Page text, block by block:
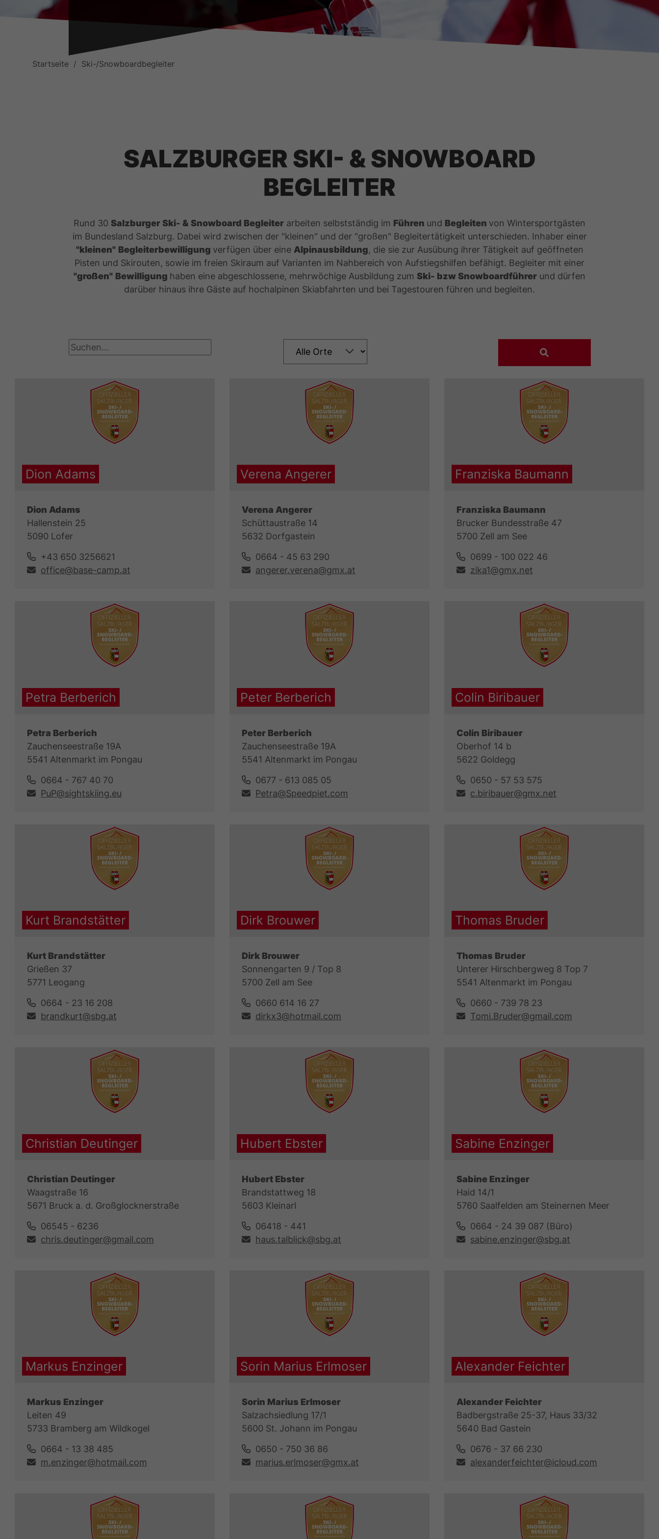
Startseite Ski-/Snowboardbegleiter
SALZBURGER SKI- & SNOWBOARD
BEGLEITER
Rund 30 Salzburger Ski- & Snowboard Begleiter arbeiten selbstständig im Führen und Begleiten von Wintersportgästen
im Bundesland Salzburg. Dabei wird zwischen der "kleinen" und der "großen" Begleitertätigkeit unterschieden. Inhaber einer
"kleinen" Begleiterbewilligung verfügen über eine Alpinausbildung, die sie zur Ausübung ihrer Tätigkeit auf geöffneten
Pisten und Skirouten, sowie im freien Skiraum auf Varianten im Nahbereich von Aufstiegshilfen befähigt. Begleiter mit einer
"großen" Bewilligung haben eine abgeschlossene, mehrwöchige Ausbildung zum Ski- bzw Snowboardführer und dürfen
darüber hinaus ihre Gäste auf hochalpinen Skiabfahrten und bei Tagestouren führen und begleiten.
Dion Adams
Dion Adams
Hallenstein 25
5090 Lofer
+43 650 3256621
office@base-camp.at
Verena Angerer
Verena Angerer
Schüttaustraße 14
5632 Dorfgastein
0664 - 45 63 290
angerer.verena@gmx.at
Franziska Baumann
Franziska Baumann
Brucker Bundesstraße 47
5700 Zell am See
0699 - 100 022 46
zika1@gmx.net
Petra Berberich
Petra Berberich
Zauchenseestraße 19A
5541 Altenmarkt im Pongau
0664 - 767 40 70
PuP@sightskiing.eu
Peter Berberich
Peter Berberich
Zauchenseestraße 19A
5541 Altenmarkt im Pongau
0677 - 613 085 05
Petra@Speedpiet.com
Colin Biribauer
Colin Biribauer
Oberhof 14 b
5622 Goldegg
0650 - 57 53 575
c.biribauer@gmx.net
Kurt Brandstätter
Kurt Brandstätter
Grießen 37
5771 Leogang
0664 - 23 16 208
brandkurt@sbg.at
Dirk Brouwer
Dirk Brouwer
Sonnengarten 9 / Top 8
5700 Zell am See
0660 614 16 27
dirkx3@hotmail.com
Thomas Bruder
Thomas Bruder
Unterer Hirschbergweg 8 Top 7
5541 Altenmarkt im Pongau
0660 - 739 78 23
Tomi.Bruder@gmail.com
Christian Deutinger
Christian Deutinger
Waagstraße 16
5671 Bruck a. d. Großglocknerstraße
06545 - 6236
chris.deutinger@gmail.com
Hubert Ebster
Hubert Ebster
Brandstattweg 18
5603 Kleinarl
06418 - 441
haus.talblick@sbg.at
Sabine Enzinger
Sabine Enzinger
Haid 14/1
5760 Saalfelden am Steinernen Meer
0664 - 24 39 087 (Büro)
sabine.enzinger@sbg.at
Markus Enzinger
Markus Enzinger
Leiten 49
5733 Bramberg am Wildkogel
0664 - 13 38 485
m.enzinger@hotmail.com
Sorin Marius Erlmoser
Sorin Marius Erlmoser
Salzachsiedlung 17/1
5600 St. Johann im Pongau
0650 - 750 36 86
marius.erlmoser@gmx.at
Alexander Feichter
Alexander Feichter
Badbergstraße 25-37, Haus 33/32
5640 Bad Gastein
0676 - 37 66 230
alexanderfeichter@icloud.com